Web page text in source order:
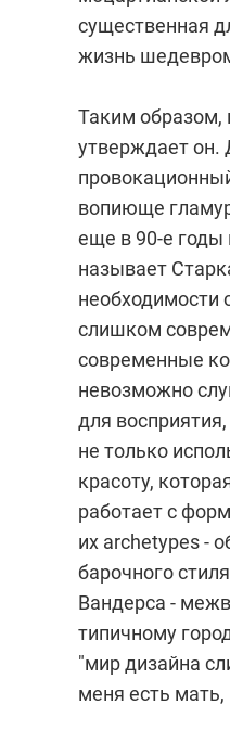
существенная
жизнь
Таким образом,
утверждает он.
вопиюще
еще в 90-е годы
называет
необходимости
слишком
современные
невозможно
для
не только
красоту,
работает с
их archetypes -
барочного
Вандерса -
типичному
"мир дизайна
меня есть